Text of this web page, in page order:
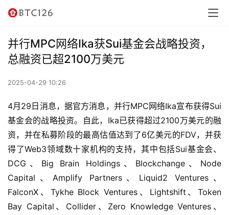
讯
讯
情
交
易
所
虚
拟
卡
并行MPC网络Ika获Sui基金会战略投资，
总融资已超2100万美元
2025-04-29 10:26
4月29日消息，据官方消息，并行MPC网络Ika宣布获得Sui
基金会的战略投资。自此，Ika已获得超过2100万美元的融
资，并在私募阶段的最高估值达到了6亿美元的FDV，并获
得了Web3领域数十家机构的支持，其中包括Sui基金会、
DCG、Big Brain Holdings、Blockchange、Node
Capital、Amplify Partners、Liquid2 Ventures、
FalconX、Tykhe Block Ventures、Lightshift、Token
Bay Capital、Collider、Zero Knowledge Ventures、